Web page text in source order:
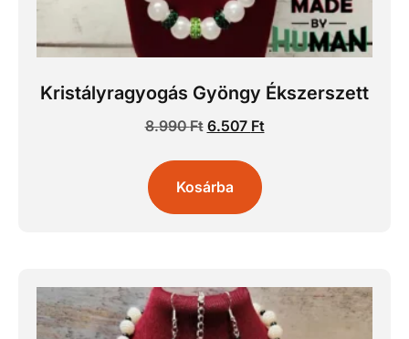
Kristályragyogás Gyöngy Ékszerszett
8.990Ft 6.507 Ft
Kosárba